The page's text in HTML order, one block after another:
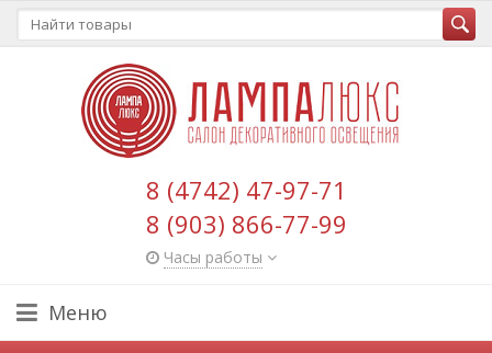
8 (4742) 47-97-71
8 (903) 866-77-99
Часы работы
Меню